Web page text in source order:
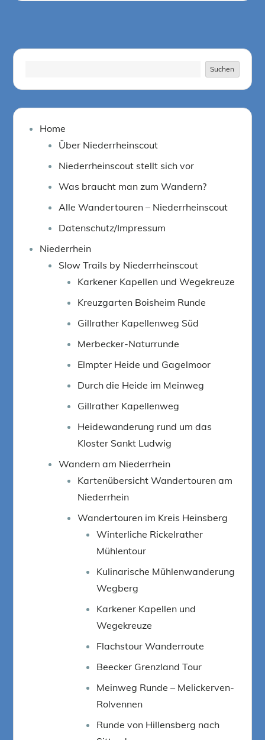
Suchen
Home
Über Niederrheinscout
Niederrheinscout stellt sich vor
Was braucht man zum Wandern?
Alle Wandertouren – Niederrheinscout
Datenschutz/Impressum
Niederrhein
Slow Trails by Niederrheinscout
Karkener Kapellen und Wegekreuze
Kreuzgarten Boisheim Runde
Gillrather Kapellenweg Süd
Merbecker-Naturrunde
Elmpter Heide und Gagelmoor
Durch die Heide im Meinweg
Gillrather Kapellenweg
Heidewanderung rund um das
Kloster Sankt Ludwig
Wandern am Niederrhein
Kartenübersicht Wandertouren am
Niederrhein
Wandertouren im Kreis Heinsberg
Winterliche Rickelrather
Mühlentour
Kulinarische Mühlenwanderung
Wegberg
Karkener Kapellen und
Wegekreuze
Flachstour Wanderroute
Beecker Grenzland Tour
Meinweg Runde – Melickerven-
Rolvennen
Runde von Hillensberg nach